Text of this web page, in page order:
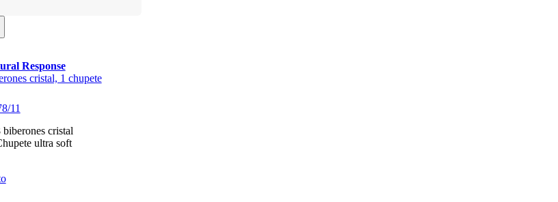
Response
cristal, 1 chupete
11
biberones cristal
ultra soft